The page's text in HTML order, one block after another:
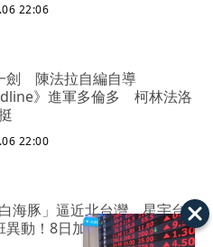
22:06
劍 陳法拉自編自導
》進軍多倫多 柯林法洛
22:00
海豚」逼近北台灣 星宇台
異動！8日加開疏運